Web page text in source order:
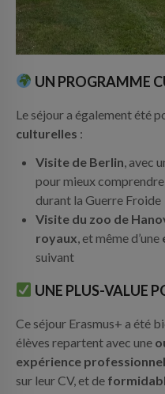
UN PROGRAMME
Le séjour a également été
culturelles :
Visite de Berlin , avec
pour mieux comprendre
durant la Guerre Froide
Visite du zoo de
royaux , et même d’une
suivant
UNE PLUS-VALUE
Ce séjour Erasmus+ a été
élèves repartent avec une
expérience
sur leur CV, et de